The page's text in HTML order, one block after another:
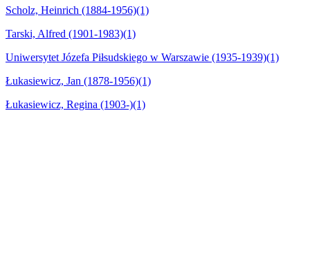
Scholz, Heinrich (1884-1956)(1)
Tarski, Alfred (1901-1983)(1)
Uniwersytet Józefa Piłsudskiego w Warszawie (1935-1939)(1)
Łukasiewicz, Jan (1878-1956)(1)
Łukasiewicz, Regina (1903-)(1)